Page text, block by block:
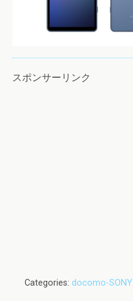
スポンサーリンク
Categories: docomo-SONY